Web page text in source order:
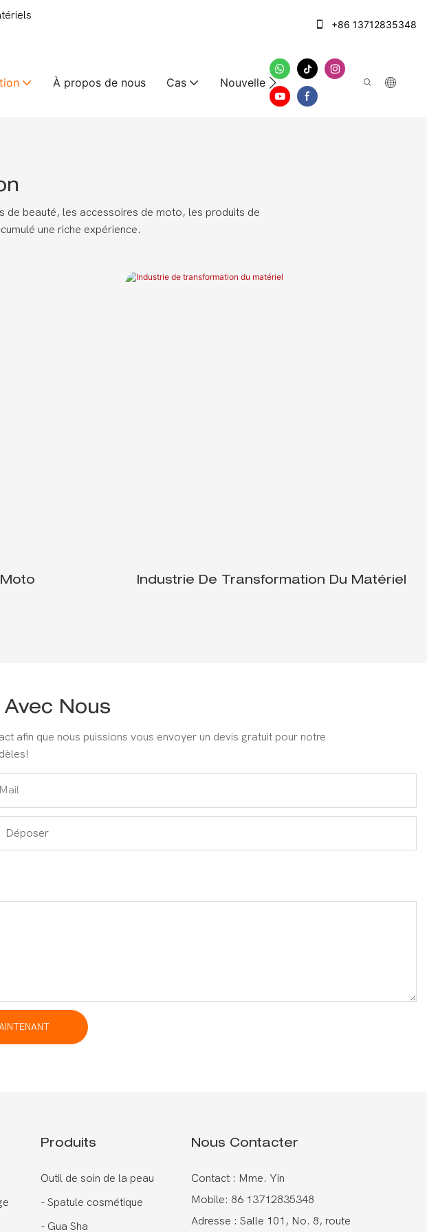
+86 13712835348
À propos de nous Cas Nouvelles Nous contacter
de beauté, les accessoires de moto, les produits de
une riche expérience.
Industrie De Transformation Du Matériel
Nous
afin que nous puissions vous envoyer un devis gratuit pour notre
Déposer
Produits
Outil de soin de la peau
-Spatule cosmétique
-Gua Sha
Nous Contacter
Contact : Mme. Yin
Mobile: 86 13712835348
Adresse : Salle 101, No. 8, route